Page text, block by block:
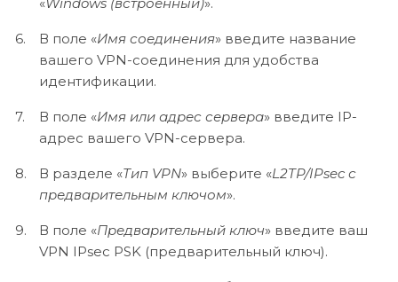
В поле «Имя соединения» введите название
вашего VPN-соединения для удобства
идентификации.
В поле «Имя или адрес сервера» введите IP-
адрес вашего VPN-сервера.
В разделе «Тип VPN» выберите «L2TP/IPsec с
предварительным ключом».
В поле «Предварительный ключ» введите ваш
VPN IPsec PSK (предварительный ключ).